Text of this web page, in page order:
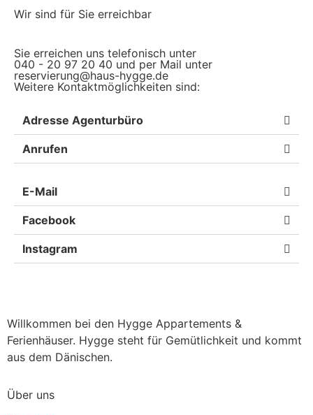
Wir sind für Sie erreichbar
Sie erreichen uns telefonisch unter
040 - 20 97 20 40 und per Mail unter
reservierung@haus-hygge.de
Weitere Kontaktmöglichkeiten sind:
Adresse Agenturbüro
Anrufen
E-Mail
Facebook
Instagram
Willkommen bei den Hygge Appartements &
Ferienhäuser. Hygge steht für Gemütlichkeit und kommt
aus dem Dänischen.
Über uns